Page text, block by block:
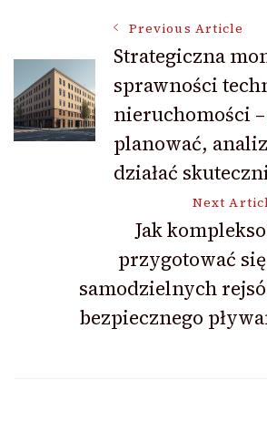
Navigation
Previous Article
Strategiczna
sprawności
nieruchomości
planować,
działać
Next
Jak
przygotować
samodzielnych
bezpiecznego